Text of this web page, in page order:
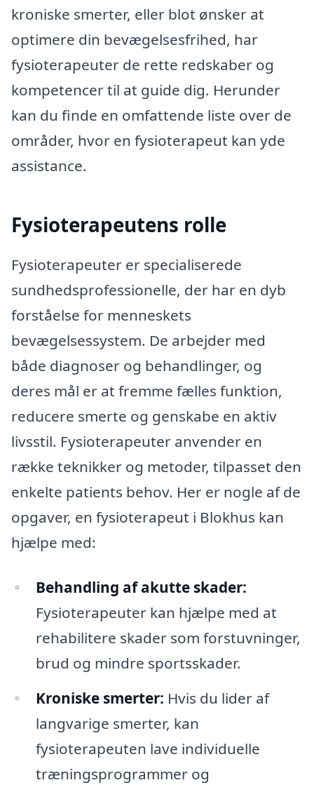
kroniske smerter, eller blot ønsker at
optimere din bevægelsesfrihed, har
fysioterapeuter de rette redskaber og
kompetencer til at guide dig. Herunder
kan du finde en omfattende liste over de
områder, hvor en fysioterapeut kan yde
assistance.
Fysioterapeutens rolle
Fysioterapeuter er specialiserede
sundhedsprofessionelle, der har en dyb
forståelse for menneskets
bevægelsessystem. De arbejder med
både diagnoser og behandlinger, og
deres mål er at fremme fælles funktion,
reducere smerte og genskabe en aktiv
livsstil. Fysioterapeuter anvender en
række teknikker og metoder, tilpasset den
enkelte patients behov. Her er nogle af de
opgaver, en fysioterapeut i Blokhus kan
hjælpe med:
Behandling af akutte skader:
Fysioterapeuter kan hjælpe med at
rehabilitere skader som forstuvninger,
brud og mindre sportsskader.
Kroniske smerter: Hvis du lider af
langvarige smerter, kan
fysioterapeuten lave individuelle
træningsprogrammer og